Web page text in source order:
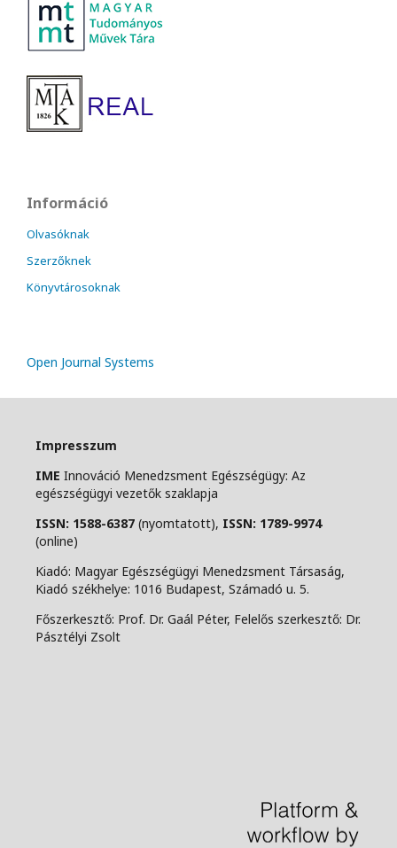
Információ
Olvasóknak
Szerzőknek
Könyvtárosoknak
Open Journal Systems
Impresszum
IME Innováció Menedzsment Egészségügy: Az
egészségügyi vezetők szaklapja
ISSN: 1588-6387 (nyomtatott), ISSN: 1789-9974
(online)
Kiadó: Magyar Egészségügyi Menedzsment Társaság,
Kiadó székhelye: 1016 Budapest, Számadó u. 5.
Főszerkesztő: Prof. Dr. Gaál Péter, Felelős szerkesztő: Dr.
Pásztélyi Zsolt